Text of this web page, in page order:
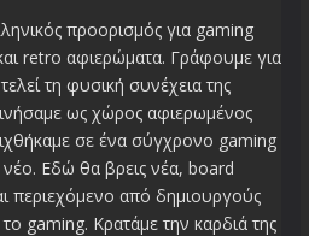
προορισμός για gaming
retro αφιερώματα. Γράφουμε για
τη φυσική συνέχεια της
ως χώρος αφιερωμένος
σε ένα σύγχρονο gaming
Εδώ θα βρεις νέα, board
περιεχόμενο από δημιουργούς
gaming. Κρατάμε την καρδιά της